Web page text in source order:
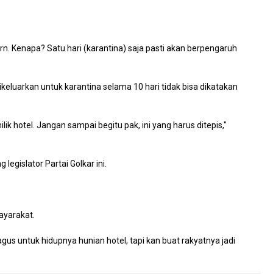
Kenapa? Satu hari (karantina) saja pasti akan berpengaruh
untuk karantina selama 10 hari tidak bisa dikatakan
hotel. Jangan sampai begitu pak, ini yang harus ditepis,"
legislator Partai Golkar ini.
untuk hidupnya hunian hotel, tapi kan buat rakyatnya jadi